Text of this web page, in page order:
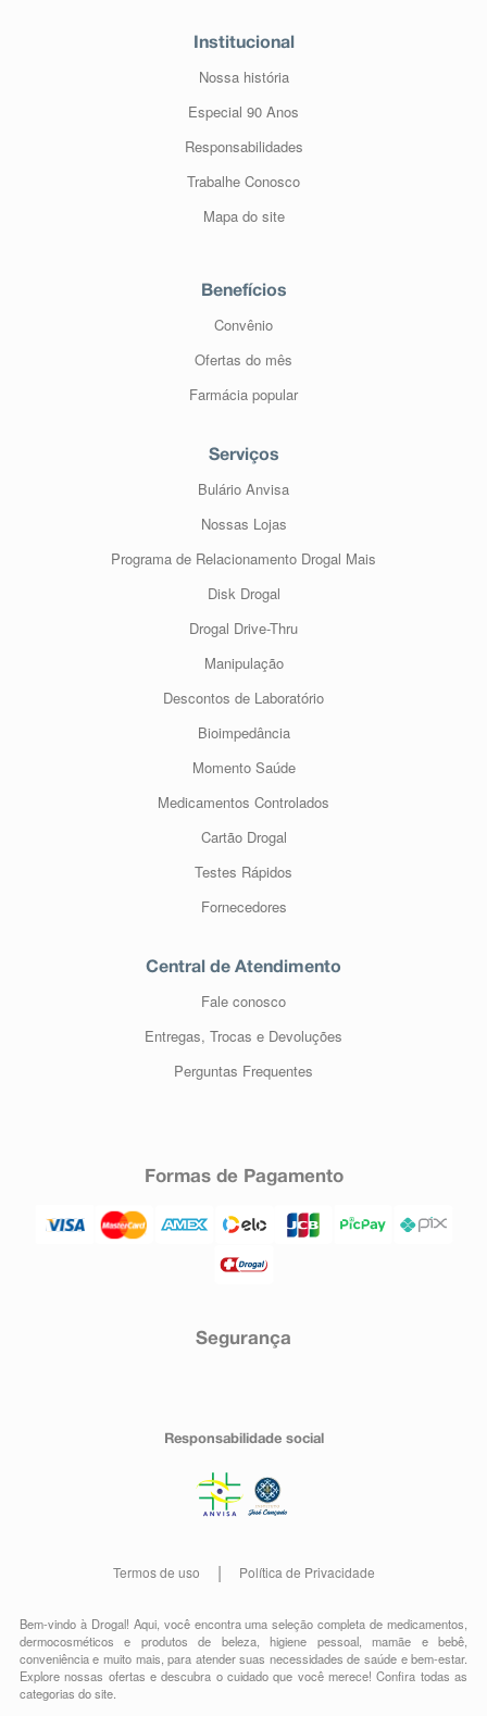
Institucional
Nossa história
Especial 90 Anos
Responsabilidades
Trabalhe Conosco
Mapa do site
Benefícios
Convênio
Ofertas do mês
Farmácia popular
Serviços
Bulário Anvisa
Nossas Lojas
Programa de Relacionamento Drogal Mais
Disk Drogal
Drogal Drive-Thru
Manipulação
Descontos de Laboratório
Bioimpedância
Momento Saúde
Medicamentos Controlados
Cartão Drogal
Testes Rápidos
Fornecedores
Central de Atendimento
Fale conosco
Entregas, Trocas e Devoluções
Perguntas Frequentes
Formas de Pagamento
Segurança
Responsabilidade social
Termos de uso Política de Privacidade
Bem-vindo à Drogal! Aqui, você encontra uma seleção completa demedicamentos
dermocosméticos e produtos de beleza,higiene pessoal,mamãe e bebê
conveniênciae muito mais, para atender suas necessidades de saúde e bem-estar.
Explore nossas ofertas e descubra o cuidado que você merece!Confira todas as
categorias do site.